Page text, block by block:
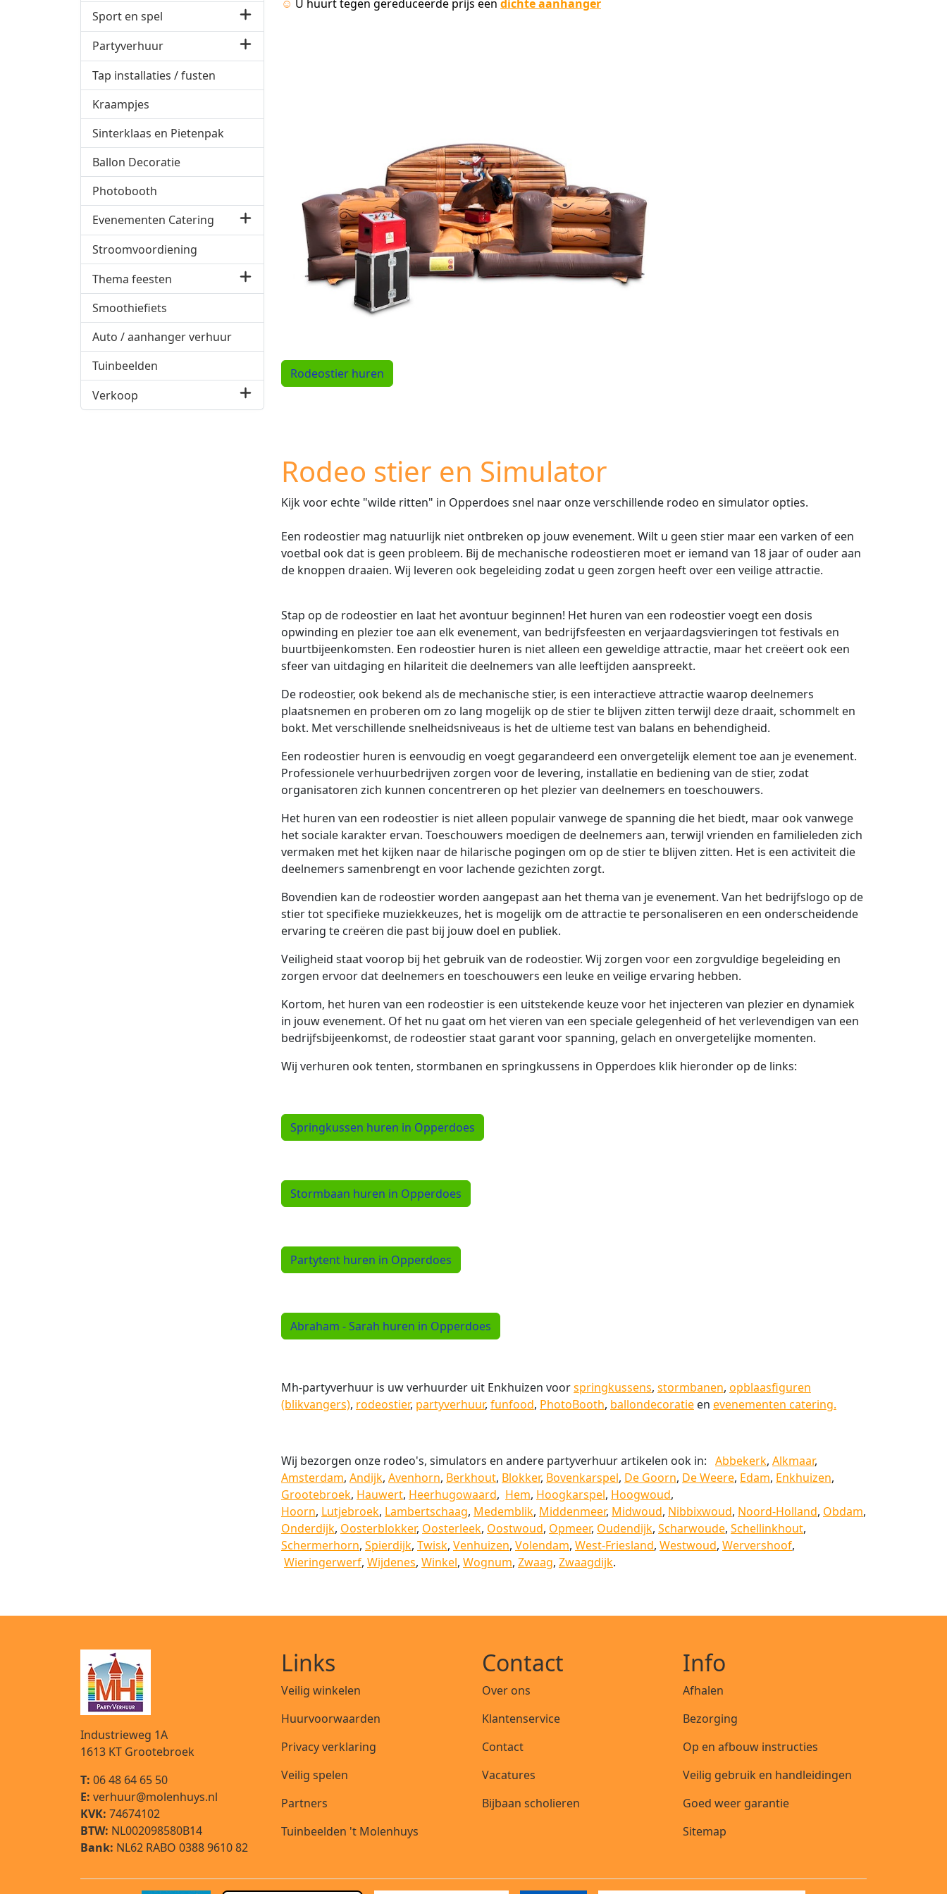
Sport en spel
Partyverhuur
Tap installaties / fusten
Kraampjes
Sinterklaas en Pietenpak
Ballon Decoratie
Photobooth
Evenementen Catering
Stroomvoordiening
Thema feesten
Smoothiefiets
Auto / aanhanger verhuur
Tuinbeelden
Verkoop
☺ U huurt tegen gereduceerde prijs een dichte aanhanger
Rodeostier huren
Rodeo stier en Simulator
Kijk voor echte "wilde ritten" in Opperdoes snel naar onze verschillende rodeo en simulator opties.
Een rodeostier mag natuurlijk niet ontbreken op jouw evenement. Wilt u geen stier maar een varken of een
voetbal ook dat is geen probleem. Bij de mechanische rodeostieren moet er iemand van 18 jaar of ouder aan
de knoppen draaien. Wij leveren ook begeleiding zodat u geen zorgen heeft over een veilige attractie.
Stap op de rodeostier en laat het avontuur beginnen! Het huren van een rodeostier voegt een dosis
opwinding en plezier toe aan elk evenement, van bedrijfsfeesten en verjaardagsvieringen tot festivals en
buurtbijeenkomsten. Een rodeostier huren is niet alleen een geweldige attractie, maar het creëert ook een
sfeer van uitdaging en hilariteit die deelnemers van alle leeftijden aanspreekt.
De rodeostier, ook bekend als de mechanische stier, is een interactieve attractie waarop deelnemers
plaatsnemen en proberen om zo lang mogelijk op de stier te blijven zitten terwijl deze draait, schommelt en
bokt. Met verschillende snelheidsniveaus is het de ultieme test van balans en behendigheid.
Een rodeostier huren is eenvoudig en voegt gegarandeerd een onvergetelijk element toe aan je evenement.
Professionele verhuurbedrijven zorgen voor de levering, installatie en bediening van de stier, zodat
organisatoren zich kunnen concentreren op het plezier van deelnemers en toeschouwers.
Het huren van een rodeostier is niet alleen populair vanwege de spanning die het biedt, maar ook vanwege
het sociale karakter ervan. Toeschouwers moedigen de deelnemers aan, terwijl vrienden en familieleden zich
vermaken met het kijken naar de hilarische pogingen om op de stier te blijven zitten. Het is een activiteit die
deelnemers samenbrengt en voor lachende gezichten zorgt.
Bovendien kan de rodeostier worden aangepast aan het thema van je evenement. Van het bedrijfslogo op de
stier tot specifieke muziekkeuzes, het is mogelijk om de attractie te personaliseren en een onderscheidende
ervaring te creëren die past bij jouw doel en publiek.
Veiligheid staat voorop bij het gebruik van de rodeostier. Wij zorgen voor een zorgvuldige begeleiding en
zorgen ervoor dat deelnemers en toeschouwers een leuke en veilige ervaring hebben.
Kortom, het huren van een rodeostier is een uitstekende keuze voor het injecteren van plezier en dynamiek
in jouw evenement. Of het nu gaat om het vieren van een speciale gelegenheid of het verlevendigen van een
bedrijfsbijeenkomst, de rodeostier staat garant voor spanning, gelach en onvergetelijke momenten.
Wij verhuren ook tenten, stormbanen en springkussens in Opperdoes klik hieronder op de links:
Springkussen huren in Opperdoes
Stormbaan huren in Opperdoes
Partytent huren in Opperdoes
Abraham - Sarah huren in Opperdoes
Mh-partyverhuur is uw verhuurder uit Enkhuizen voorspringkussens, stormbanen, opblaasfiguren
(blikvangers), rodeostier, partyverhuur, funfood, PhotoBooth, ballondecoratie en evenementen catering.
Wij bezorgen onze rodeo's, simulators en andere partyverhuur artikelen ook in: Abbekerk, Alkmaar,
Amsterdam, Andijk, Avenhorn, Berkhout, Blokker, Bovenkarspel, De Goorn, De Weere, Edam, Enkhuizen,
Grootebroek, Hauwert, Heerhugowaard, Hem, Hoogkarspel, Hoogwoud,
Hoorn, Lutjebroek, Lambertschaag, Medemblik, Middenmeer, Midwoud, Nibbixwoud, Noord-Holland, Obdam,
Onderdijk, Oosterblokker, Oosterleek, Oostwoud, Opmeer, Oudendijk, Scharwoude, Schellinkhout,
Schermerhorn, Spierdijk, Twisk, Venhuizen, Volendam, West-Friesland, Westwoud, Wervershoof,
Wieringerwerf, Wijdenes, Winkel, Wognum, Zwaag, Zwaagdijk.
Industrieweg 1A
1613 KT Grootebroek
T: 06 48 64 65 50
E: verhuur@molenhuys.nl
KVK: 74674102
BTW: NL002098580B14
Bank: NL62 RABO 0388 9610 82
Links
Veilig winkelen
Huurvoorwaarden
Privacy verklaring
Veilig spelen
Partners
Tuinbeelden 't Molenhuys
Contact
Over ons
Klantenservice
Contact
Vacatures
Bijbaan scholieren
Info
Afhalen
Bezorging
Op en afbouw instructies
Veilig gebruik en handleidingen
Goed weer garantie
Sitemap